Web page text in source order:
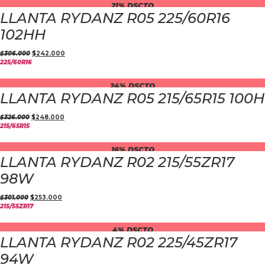
21% DSCTO
LLANTA RYDANZ R05 225/60R16
102HH
$306.000 $242.000
225/60R16
24% DSCTO
LLANTA RYDANZ R05 215/65R15 100H
$326.000 $248.000
215/65R15
16% DSCTO
LLANTA RYDANZ R02 215/55ZR17
98W
$301.000 $253.000
215/55ZR17
4% DSCTO
LLANTA RYDANZ R02 225/45ZR17
94W